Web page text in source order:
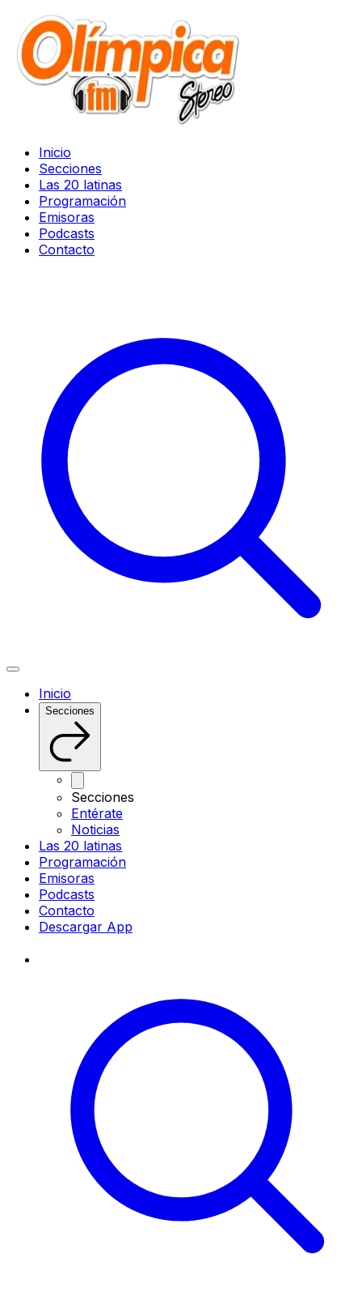
Inicio
Secciones
Las 20 latinas
Programación
Emisoras
Podcasts
Contacto
Inicio
Secciones
Secciones
Entérate
Noticias
Las 20 latinas
Programación
Emisoras
Podcasts
Contacto
Descargar App